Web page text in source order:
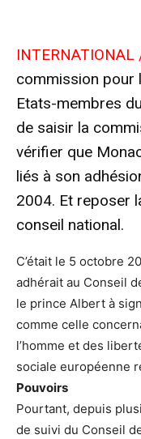
INTERNATIONAL
commission pour
Etats-membres
de saisir la
vérifier que
liés à son
2004. Et reposer
conseil national.
C’était le 5 octobre
adhérait au Conseil
le prince Albert à
comme celle
l’homme et des
sociale européenne
Pouvoirs
Pourtant, depuis
de suivi du Conseil